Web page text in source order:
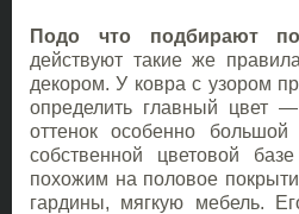
Подо что подбирают
действуют такие же
декором. У ковра с узором
определить главный цвет
оттенок особенно
собственной цветовой
похожим на половое
гардины, мягкую мебель.